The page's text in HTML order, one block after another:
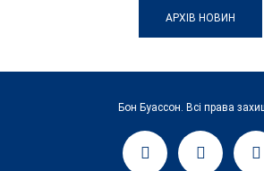
АРХІВ НОВИН
Бон Буассон. Всі права